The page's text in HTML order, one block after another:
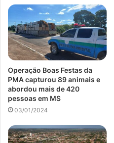
Operação Boas Festas da
PMA capturou 89 animais e
abordou mais de 420
pessoas em MS
03/01/2024